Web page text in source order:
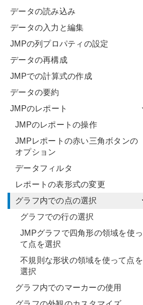
データの読み込み
データの入力と編集
JMPの列プロパティの設定
データの再構成
JMPでの計算式の作成
データの要約
JMPのレポート
JMPのレポートの操作
JMPレポートの赤い三角ボタンの
オプション
データフィルタ
レポートの表形式の変更
グラフ内での点の選択
グラフでの行の選択
JMPグラフで四角形の領域を使っ
て点を選択
不規則な形状の領域を使って点を
選択
グラフ内でのマーカーの使用